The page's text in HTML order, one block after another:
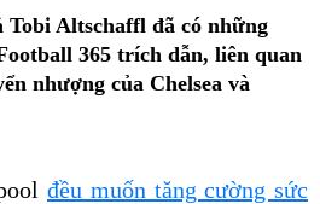
Tobi Altschaffl đã có những
365 trích dẫn, liên quan
nhượng của Chelsea và
đều muốn tăng cường sức